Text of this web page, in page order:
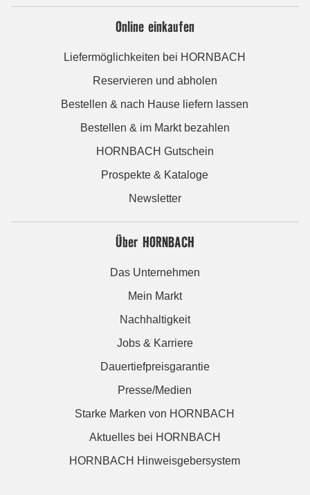
Online einkaufen
Liefermöglichkeiten bei HORNBACH
Reservieren und abholen
Bestellen & nach Hause liefern lassen
Bestellen & im Markt bezahlen
HORNBACH Gutschein
Prospekte & Kataloge
Newsletter
Über HORNBACH
Das Unternehmen
Mein Markt
Nachhaltigkeit
Jobs & Karriere
Dauertiefpreisgarantie
Presse/Medien
Starke Marken von HORNBACH
Aktuelles bei HORNBACH
HORNBACH Hinweisgebersystem